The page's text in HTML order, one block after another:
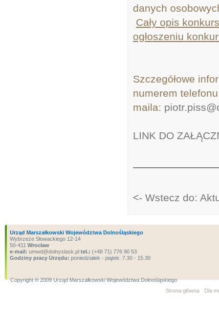
danych
Cały opis
ogłoszeniu
Szczegółowe
numerem
maila:
LINK DO
<- Wstecz do:
Urząd Marszałkowski Województwa Dolnośląskiego
Wybrzeże Słowackiego 12-14
50-411 Wrocław
e-mail: umwd@dolnyslask.pl tel.: (+48 71) 776 90 53
Godziny pracy Urzędu: poniedziałek - piątek: 7.30 - 15.30
Copyright ® 2009 Urząd Marszałkowski Województwa Dolnośląskiego
Strona główna
Dla